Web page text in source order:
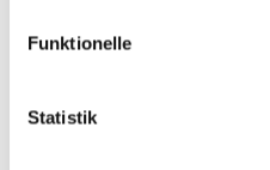
Funktionelle
Statistik
...
...